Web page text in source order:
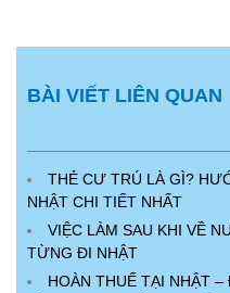
BÀI VIẾT LIÊN QUAN
THẺ CƯ TRÚ LÀ GÌ?
NHẬT CHI TIẾT NHẤT
VIỆC LÀM SAU KHI VỀ
TỪNG ĐI NHẬT
HOÀN THUẾ TẠI NHẬT